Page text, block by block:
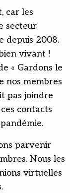
car les
secteur
depuis 2008.
vivant !
« Gardons le
nos membres
pas joindre
contacts
parvenir
Nous les
virtuelles